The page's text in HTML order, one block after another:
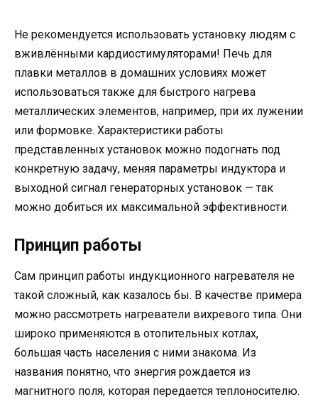
Не рекомендуется использовать установку людям с
вживлёнными кардиостимуляторами! Печь для
плавки металлов в домашних условиях может
использоваться также для быстрого нагрева
металлических элементов, например, при их лужении
или формовке. Характеристики работы
представленных установок можно подогнать под
конкретную задачу, меняя параметры индуктора и
выходной сигнал генераторных установок — так
можно добиться их максимальной эффективности.
Принцип работы
Сам принцип работы индукционного нагревателя не
такой сложный, как казалось бы. В качестве примера
можно рассмотреть нагреватели вихревого типа. Они
широко применяются в отопительных котлах,
большая часть населения с ними знакома. Из
названия понятно, что энергия рождается из
магнитного поля, которая передается теплоносителю.